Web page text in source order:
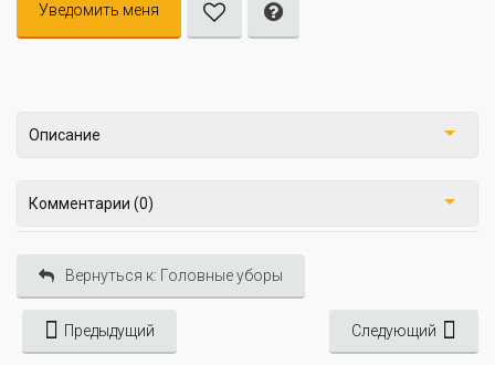
Уведомить меня
Описание
Комментарии (0)
Вернуться к: Головные уборы
Предыдущий Следующий